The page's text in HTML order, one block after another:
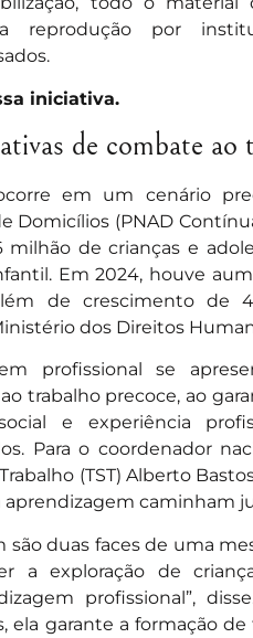
reprodução por
iniciativa.
de combate
em um cenário
Domicílios (PNAD
milhão de crianças e
Em 2024, houve
de crescimento de
dos Direitos
profissional se
trabalho precoce, ao
e experiência
Para o coordenador
(TST) Alberto
caminham
são duas faces de uma
a exploração de
profissional”,
ela garante a formação